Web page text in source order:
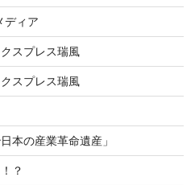
ディア
スプレス瑞風
スプレス瑞風
本の産業革命遺産」
？